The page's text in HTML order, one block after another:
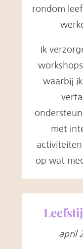
rondom
Ik
waarbij
met
op wat
april